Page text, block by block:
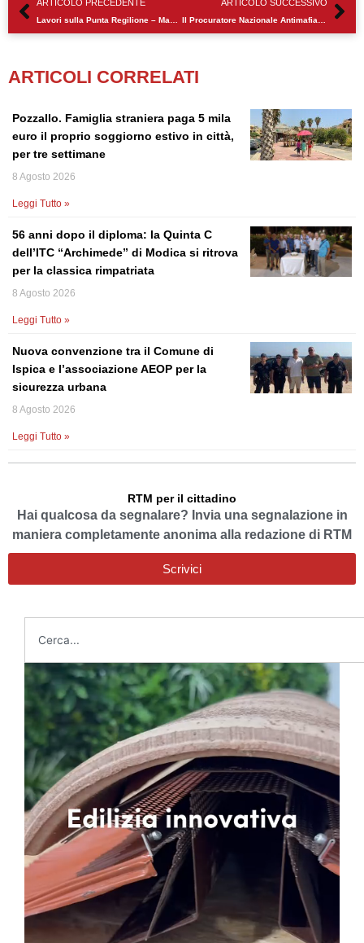
ARTICOLO PRECEDENTE
Lavori sulla Punta Regilione – Maganuco a Marina di Modica
ARTICOLO SUCCESSIVO
Il Procuratore Nazionale Antimafia Federico Cafiero De Raho in visita al Museo del Cioccolato di Modica
ARTICOLI CORRELATI
Pozzallo. Famiglia straniera paga 5 mila
euro il proprio soggiorno estivo in città,
per tre settimane
8 Agosto 2026
Leggi Tutto »
56 anni dopo il diploma: la Quinta C
dell’ITC “Archimede” di Modica si ritrova
per la classica rimpatriata
8 Agosto 2026
Leggi Tutto »
Nuova convenzione tra il Comune di
Ispica e l’associazione AEOP per la
sicurezza urbana
8 Agosto 2026
Leggi Tutto »
RTM per il cittadino
Hai qualcosa da segnalare? Invia una segnalazione in
maniera completamente anonima alla redazione di RTM
Scrivici